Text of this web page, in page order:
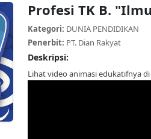
Profesi TK B.
Kategori: DUNIA PENDIDIKAN
Penerbit: PT. Dian Rakyat
Deskripsi:
Lihat video animasi edukatifnya di